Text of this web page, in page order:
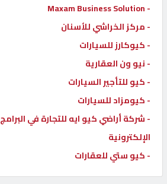
المنتدى
كيو
مزاد
كيو
نمبر
كيو
كارز
- Maxam Business Solution
- مركز الخراشي للأسنان
- كيوكارز للسيارات
- نيو ون العقارية
- كيو للتأجير السيارات
- كيومزاد للسيارات
- شركة أراضي كيو ايه للتجارة في البرامج
الإلكترونية
- كيو ستي للعقارات